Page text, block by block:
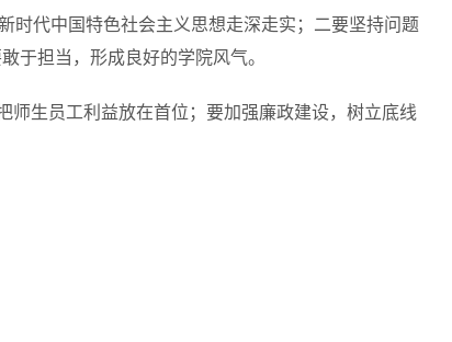
时代中国特色社会主义思想走深走实；二要坚持问题
于担当，形成良好的学院风气。
师生员工利益放在首位；要加强廉政建设，树立底线